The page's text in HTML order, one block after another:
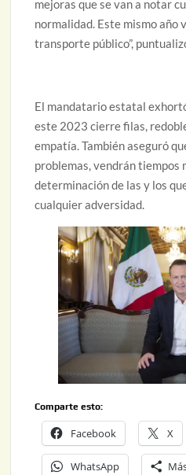
mejoras que se van a notar
normalidad. Este mismo año
transporte público”,
El mandatario estatal
este 2023 cierre filas,
empatía. También aseguró
problemas, vendrán tiempos
determinación de las y los
cualquier adversidad.
Comparte esto:
Facebook X
WhatsApp